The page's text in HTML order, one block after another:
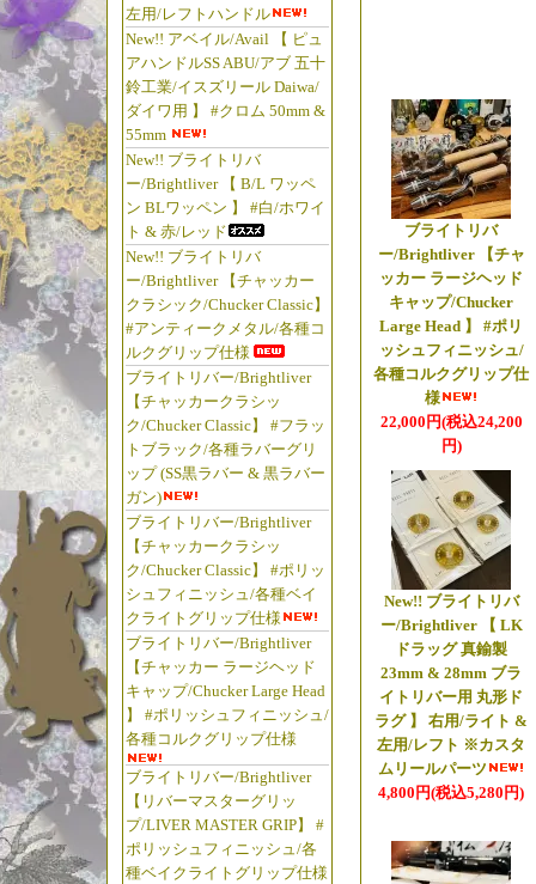
左用/レフトハンドル
New!! アベイル/Avail 【 ピュ
アハンドルSS ABU/アブ 五十
鈴工業/イスズリール Daiwa/
ダイワ用 】 #クロム 50mm &
55mm
New!! ブライトリバ
ー/Brightliver 【 B/L ワッペ
ン BLワッペン 】 #白/ホワイ
ト & 赤/レッド
New!! ブライトリバ
ー/Brightliver 【チャッカー
クラシック/Chucker Classic】
#アンティークメタル/各種コ
ルクグリップ仕様
ブライトリバー/Brightliver
【チャッカークラシッ
ク/Chucker Classic】 #フラッ
トブラック/各種ラバーグリ
ップ (SS黒ラバー & 黒ラバー
ガン)
ブライトリバー/Brightliver
【チャッカークラシッ
ク/Chucker Classic】 #ポリッ
シュフィニッシュ/各種ベイ
クライトグリップ仕様
ブライトリバー/Brightliver
【チャッカー ラージヘッド
キャップ/Chucker Large Head
】 #ポリッシュフィニッシュ/
各種コルクグリップ仕様
ブライトリバー/Brightliver
【リバーマスターグリッ
プ/LIVER MASTER GRIP】 #
ポリッシュフィニッシュ/各
種ベイクライトグリップ仕様
「釣り具の松
☆2026年5
【◆ブライトリ
【クレビス/
#オレンジ/ブラ
【クレビス/
#オレンジ/シル
【クレビス/
#クリア(ホワイ
「ブライトリ
カセあれっ!!
☆2026年5
【◆ツインティ
ー」に
【Twin T's
しましたっ!!
【Twin T's
ル】在庫更新!!
【Twin T's
ル】在庫更新っ!!
【Twin T's
新しましたっ!!
【Twin T's
ブライトリバ
ー/Brightliver 【チャ
ッカー ラージヘッド
キャップ/Chucker
Large Head 】 #ポリ
ッシュフィニッシュ/
各種コルクグリップ仕
様
22,000円(税込24,200
円)
New!! ブライトリバ
ー/Brightliver 【 LK
ドラッグ 真鍮製
23mm & 28mm ブラ
イトリバー用 丸形ド
ラグ 】 右用/ライト &
左用/レフト ※カスタ
ムリールパーツ
4,800円(税込5,280円)